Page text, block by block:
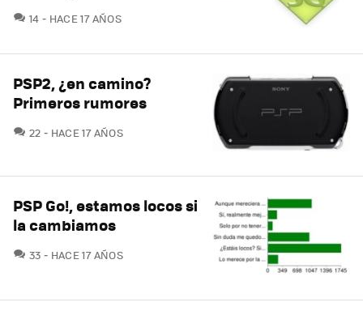
14 COMENTARIOS
HACE 17 AÑOS
PSP2, ¿en camino?
Primeros rumores
22 COMENTARIOS
HACE 17 AÑOS
PSP Go!, estamos locos si
la cambiamos
33 COMENTARIOS
HACE 17 AÑOS